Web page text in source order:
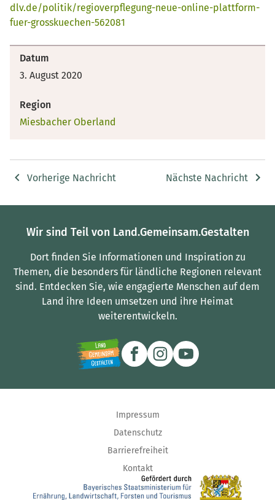
dlv.de/politik/regioverpflegung-neue-online-plattform-
fuer-grosskuechen-562081
Datum
3. August 2020
Region
Miesbacher Oberland
Vorherige Nachricht Nächste Nachricht
Wir sind Teil von Land.Gemeinsam.Gestalten
Dort finden Sie Informationen und Inspiration zu
Themen, die besonders für ländliche Regionen relevant
sind. Entdecken Sie, wie engagierte Menschen auf dem
Land ihre Ideen umsetzen und ihre Heimat
weiterentwickeln.
Impressum
Datenschutz
Barrierefreiheit
Kontakt